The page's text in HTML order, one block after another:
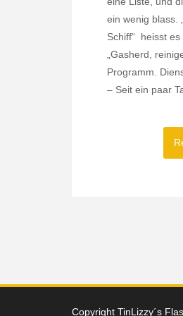
ein wenig blass.
Schiff“ heisst
„Gasherd,
Programm.
– Seit ein paar
Copyright TinLizzy´s